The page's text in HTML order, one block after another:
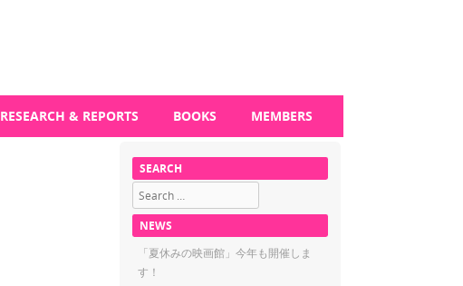
RESEARCH & REPORTS BOOKS MEMBERS
SEARCH
Search
NEWS
「夏休みの映画館」今年も開催しま
す！